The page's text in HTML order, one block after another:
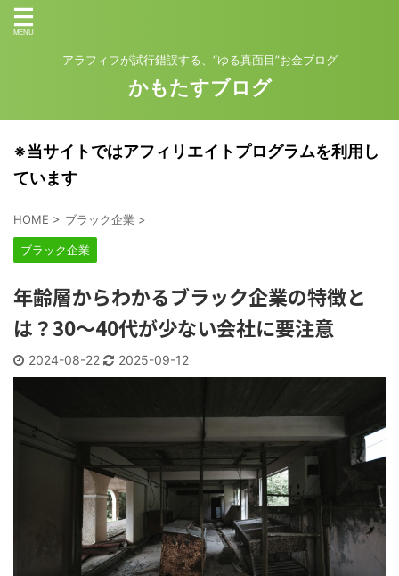
アラフィフが試行錯誤する、“ゆる真面目”お金ブログ
かもたすブログ
※当サイトではアフィリエイトプログラムを利用し
ています
HOME > ブラック企業 >
ブラック企業
年齢層からわかるブラック企業の特徴と
は？30～40代が少ない会社に要注意
2024-08-22 2025-09-12